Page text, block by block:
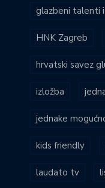
glazbeni talenti
HNK Zagreb
hrvatski savez
izložba
jednake
kids friendly
laudato tv